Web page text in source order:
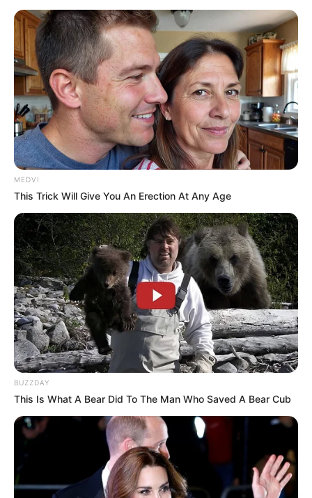
MEDVI
This Trick Will Give You An Erection At Any Age
BUZZDAY
This Is What A Bear Did To The Man Who Saved A Bear Cub